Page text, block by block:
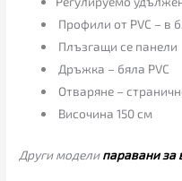
Профили от PVC – в
Плъзгащи се панели
Дръжка – бяла PVC
Отваряне –
Височина 150 см
Други моделипаравани за